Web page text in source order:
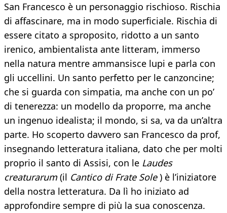
San Francesco è un personaggio rischioso. Rischia
di affascinare, ma in modo superficiale. Rischia di
essere citato a sproposito, ridotto a un santo
irenico, ambientalista ante litteram, immerso
nella natura mentre ammansisce lupi e parla con
gli uccellini. Un santo perfetto per le canzoncine;
che si guarda con simpatia, ma anche con un po’
di tenerezza: un modello da proporre, ma anche
un ingenuo idealista; il mondo, si sa, va da un’altra
parte. Ho scoperto davvero san Francesco da prof,
insegnando letteratura italiana, dato che per molti
proprio il santo di Assisi, con le Laudes
creaturarum(il Cantico di Frate Sole) è l’iniziatore
della nostra letteratura. Da lì ho iniziato ad
approfondire sempre di più la sua conoscenza.